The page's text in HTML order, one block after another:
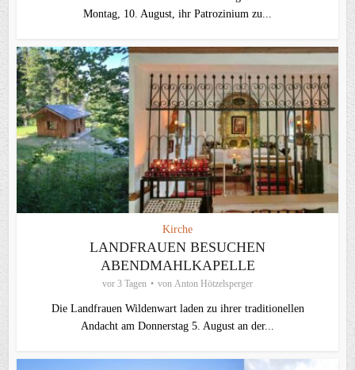
Montag, 10. August, ihr Patrozinium zu...
Kirche
LANDFRAUEN BESUCHEN
ABENDMAHLKAPELLE
vor 3 Tagen von Anton Hötzelsperger
Die Landfrauen Wildenwart laden zu ihrer traditionellen
Andacht am Donnerstag 5. August an der...